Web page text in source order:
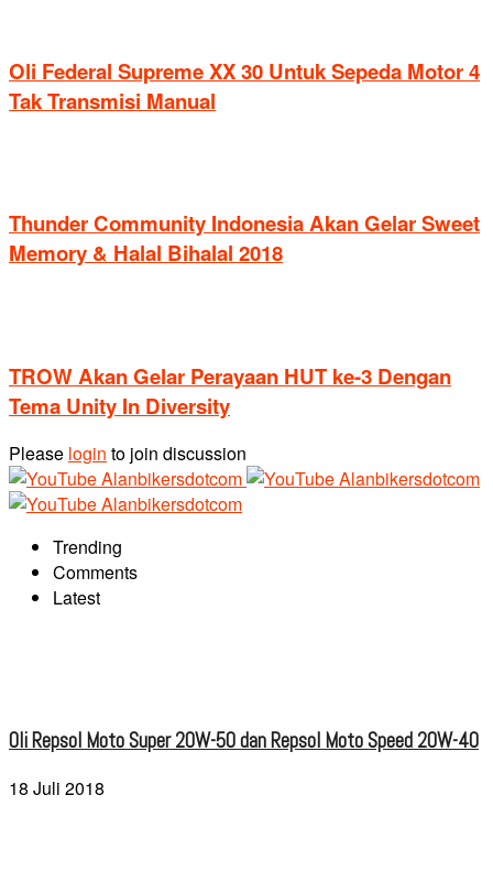
Oli Federal Supreme XX 30 Untuk Sepeda Motor 4
Tak Transmisi Manual
Thunder Community Indonesia Akan Gelar Sweet
Memory & Halal Bihalal 2018
TROW Akan Gelar Perayaan HUT ke-3 Dengan
Tema Unity In Diversity
Please login to join discussion
Trending
Comments
Latest
Oli Repsol Moto Super 20W-50 dan Repsol Moto Speed 20W-40
18 Juli 2018